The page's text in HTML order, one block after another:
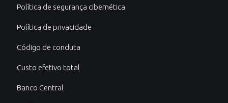
Política de segurança cibernética
Política de privacidade
Código de conduta
Custo efetivo total
Banco Central